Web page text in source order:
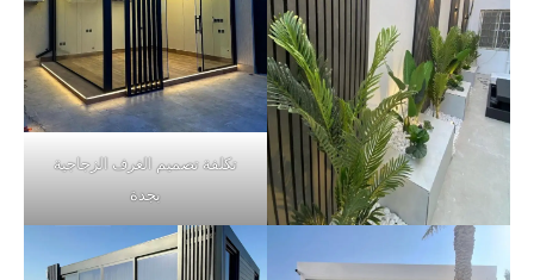
تكلفة تصميم الغرف الزجاجية
بجدة